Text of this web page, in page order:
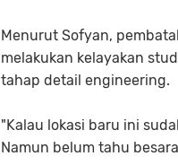
Menurut Sofyan,
melakukan kelayakan
tahap detail engineering.
"Kalau lokasi baru ini
Namun belum tahu